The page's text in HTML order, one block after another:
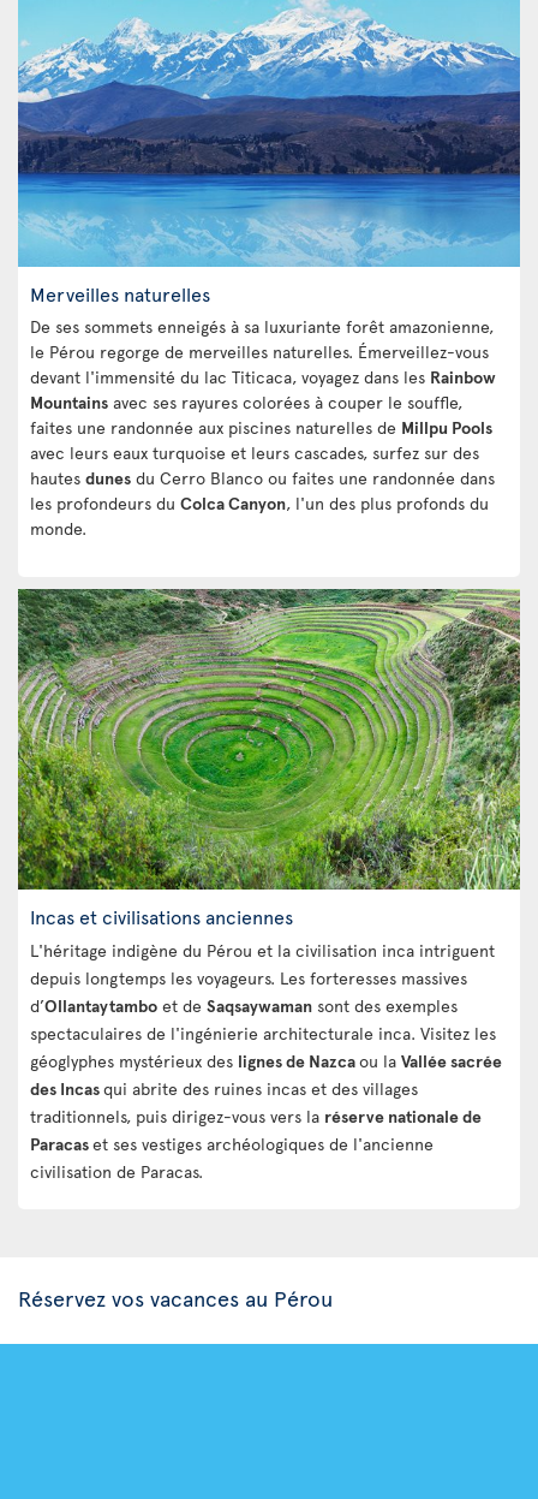
Merveilles naturelles
De ses sommets enneigés à sa luxuriante forêt amazonienne,
le Pérou regorge de merveilles naturelles. Émerveillez-vous
devant l'immensité du lac Titicaca, voyagez dans les Rainbow
Mountains avec ses rayures colorées à couper le souffle,
faites une randonnée aux piscines naturelles de Millpu Pools
avec leurs eaux turquoise et leurs cascades, surfez sur des
hautes dunes du Cerro Blanco ou faites une randonnée dans
les profondeurs du Colca Canyon, l'un des plus profonds du
monde.
Incas et civilisations anciennes
L'héritage indigène du Pérou et la civilisation inca intriguent
depuis longtemps les voyageurs. Les forteresses massives
d’Ollantaytambo et de Saqsaywaman sont des exemples
spectaculaires de l'ingénierie architecturale inca. Visitez les
géoglyphes mystérieux des lignes de Nazcaou la Vallée sacrée
des Incasqui abrite des ruines incas et des villages
traditionnels, puis dirigez-vous vers la réserve nationale de
Paracaset ses vestiges archéologiques de l'ancienne
civilisation de Paracas.
Réservez vos vacances au Pérou